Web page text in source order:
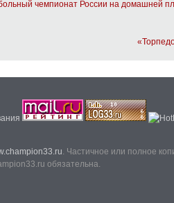
чемпионат России на домашней
. Частичное или полное
обязательна.